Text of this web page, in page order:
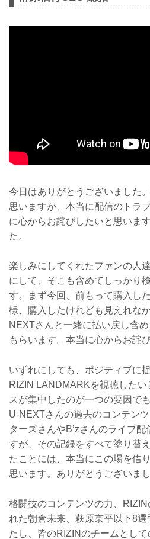
今日はありがとうございました
思いますが、本当に配信のトラ
に心からお詫びしたいと思いま
た。
楽しみにしてくれたファンの人
にして、そこも含めてしっかり
す。まず今回、前もって購入し
様、購入したけれども見えれな
NEXTさんと一緒に払い戻し含
もらいます。本当に心からお詫
いずれにしても、ポジティブに
RIZIN LANDMARKを視聴した
スが集中したのが一つの要因で
U-NEXTさんの過去のコンテン
ターズさんやB’zさんのライブ
すが、その記録をすべて塗り替
たことには、本当にこの場を借
思います。ありがとうございまし
格闘技のコンテンツの力、RIZIN
れた朝倉未来、萩原京平以下8
たし、皆のRIZINのチームとし